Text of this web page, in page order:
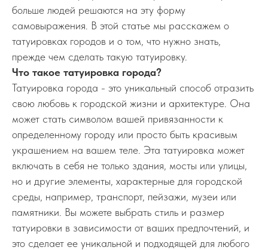
больше людей решаются на эту форму
самовыражения. В этой статье мы расскажем о
татуировках городов и о том, что нужно знать,
прежде чем сделать такую татуировку.
Что такое татуировка города?
Татуировка города - это уникальный способ отразить
свою любовь к городской жизни и архитектуре. Она
может стать символом вашей привязанности к
определенному городу или просто быть красивым
украшением на вашем теле. Эта татуировка может
включать в себя не только здания, мосты или улицы,
но и другие элементы, характерные для городской
среды, например, транспорт, пейзажи, музеи или
памятники. Вы можете выбрать стиль и размер
татуировки в зависимости от ваших предпочтений, и
это сделает ее уникальной и подходящей для любого